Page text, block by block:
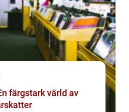
färgstark värld av